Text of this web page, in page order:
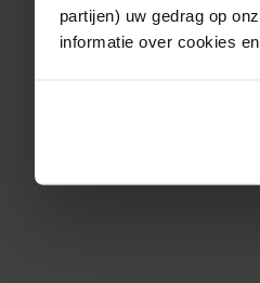
partijen) uw gedrag op
informatie over cookies